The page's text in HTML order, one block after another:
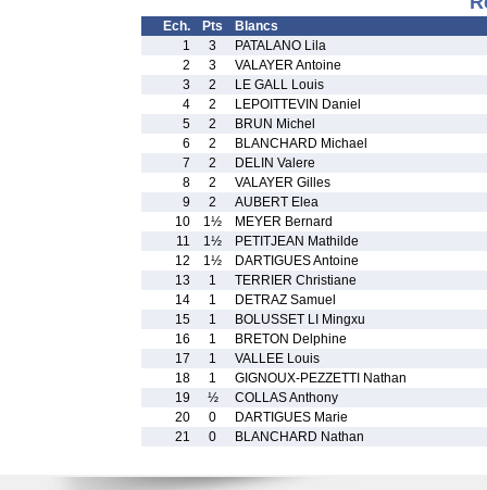
Ech. Pts
Blancs
1
3
PATALANO Lila
2
3
VALAYER Antoine
3
2
LE GALL Louis
4
2
LEPOITTEVIN Daniel
5
2
BRUN Michel
6
2
BLANCHARD Michael
7
2
DELIN Valere
8
2
VALAYER Gilles
9
2
AUBERT Elea
10
1½
MEYER Bernard
11
1½
PETITJEAN Mathilde
12
1½
DARTIGUES Antoine
13
1
TERRIER Christiane
14
1
DETRAZ Samuel
15
1
BOLUSSET LI Mingxu
16
1
BRETON Delphine
17
1
VALLEE Louis
18
1
GIGNOUX-PEZZETTI Nathan
19
½
COLLAS Anthony
20
0
DARTIGUES Marie
21
0 BLANCHARD Nathan